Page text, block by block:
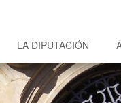
LA DIPUTACIÓN